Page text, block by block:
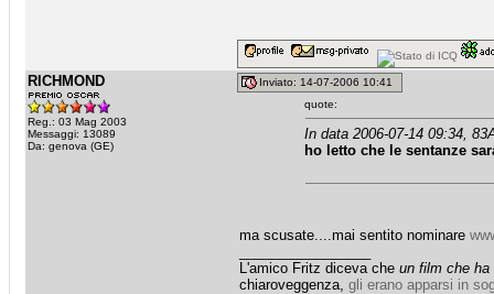
RICHMOND
Reg.: 03 Mag 2003
Messaggi: 13089
Da: genova (GE)
Inviato: 14-07-2006 10:41
quote:
In data 2006-07-14 09:34,
ho letto che le sentanze
ma scusate....mai sentito nominare
L'amico Fritz diceva che un film che ha
chiaroveggenza, gli erano apparsi in